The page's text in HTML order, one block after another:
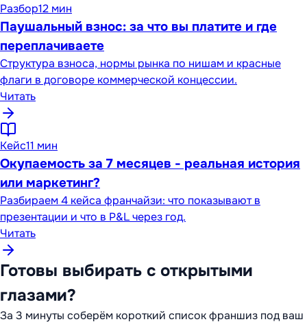
Разбор12 мин
Паушальный взнос: за что вы платите и где
переплачиваете
Структура взноса, нормы рынка по нишам и красные
флаги в договоре коммерческой концессии.
Читать
Кейс11 мин
Окупаемость за 7 месяцев - реальная история
или маркетинг?
Разбираем 4 кейса франчайзи: что показывают в
презентации и что в P&L через год.
Читать
Готовы выбирать с открытыми
глазами?
За 3 минуты соберём короткий список франшиз под ваш